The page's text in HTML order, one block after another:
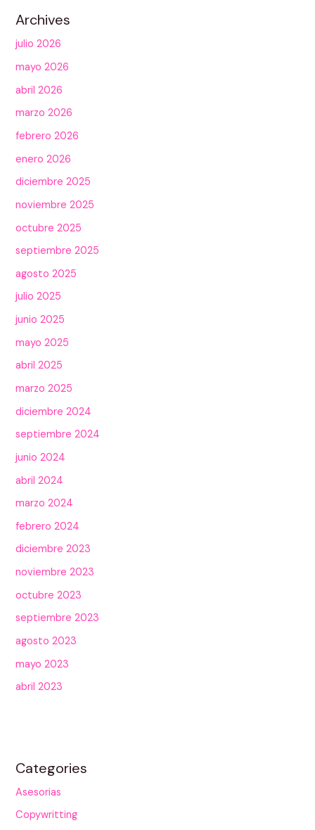
Archives
julio 2026
mayo 2026
abril 2026
marzo 2026
febrero 2026
enero 2026
diciembre 2025
noviembre 2025
octubre 2025
septiembre 2025
agosto 2025
julio 2025
junio 2025
mayo 2025
abril 2025
marzo 2025
diciembre 2024
septiembre 2024
junio 2024
abril 2024
marzo 2024
febrero 2024
diciembre 2023
noviembre 2023
octubre 2023
septiembre 2023
agosto 2023
mayo 2023
abril 2023
Categories
Asesorias
Copywritting